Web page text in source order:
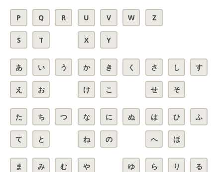
P Q R
S T
U V W
X Y
Z
あ い う
え お
か き く
け こ
さ し す
せ そ
た ち つ
て と
な に ぬ
ね の
は ひ ふ
へ ほ
ま み む や ゆ ら り る